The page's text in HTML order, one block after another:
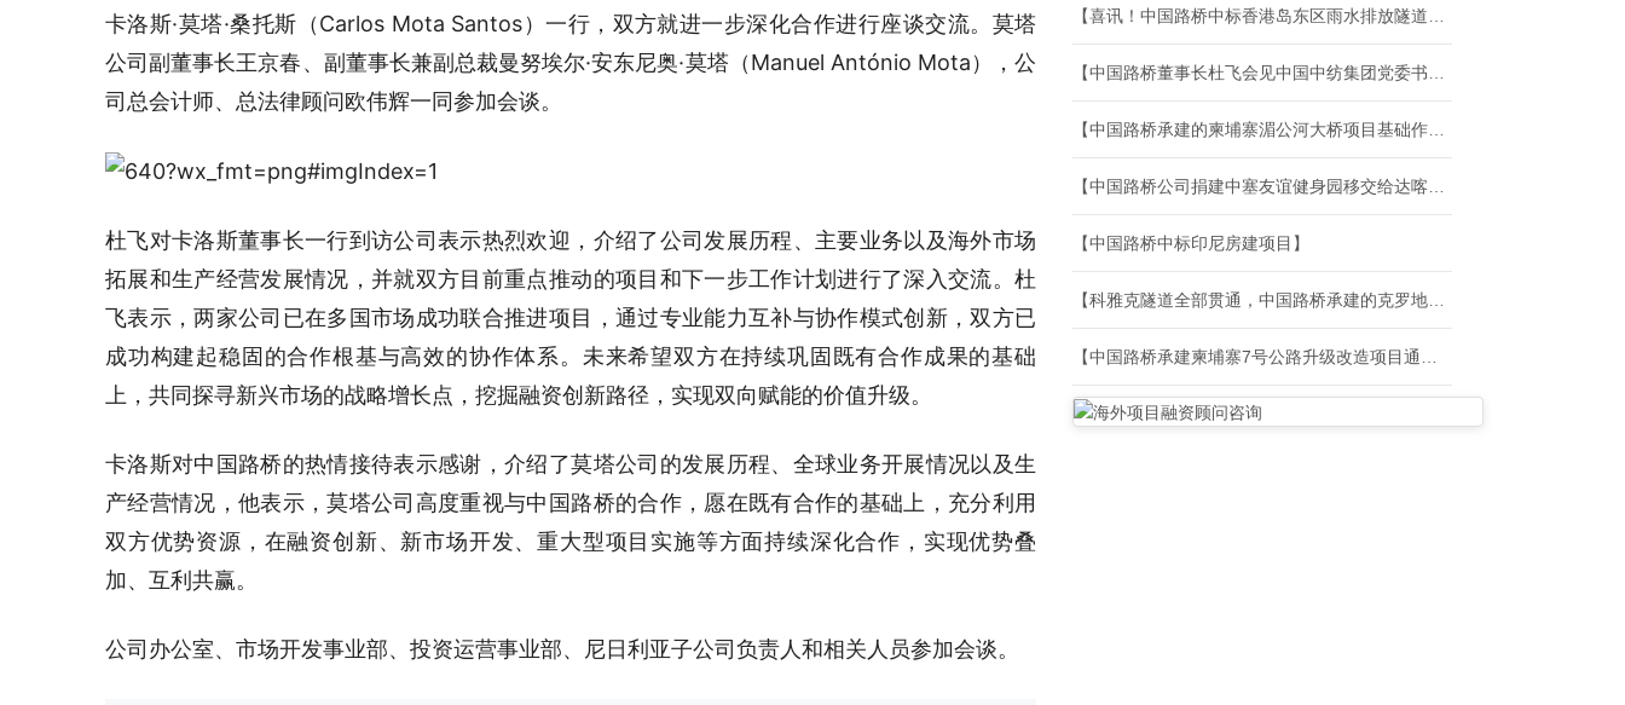
卡洛斯·莫塔·桑托斯（Carlos Mota Santos）一行，双方就进一步深化合作进行座谈交流。莫塔
公司副董事长王京春、副董事长兼副总裁曼努埃尔·安东尼奥·莫塔（Manuel António Mota），公
司总会计师、总法律顾问欧伟辉一同参加会谈。
杜飞对卡洛斯董事长一行到访公司表示热烈欢迎，介绍了公司发展历程、主要业务以及海外市场
拓展和生产经营发展情况，并就双方目前重点推动的项目和下一步工作计划进行了深入交流。杜
飞表示，两家公司已在多国市场成功联合推进项目，通过专业能力互补与协作模式创新，双方已
成功构建起稳固的合作根基与高效的协作体系。未来希望双方在持续巩固既有合作成果的基础
上，共同探寻新兴市场的战略增长点，挖掘融资创新路径，实现双向赋能的价值升级。
卡洛斯对中国路桥的热情接待表示感谢，介绍了莫塔公司的发展历程、全球业务开展情况以及生
产经营情况，他表示，莫塔公司高度重视与中国路桥的合作，愿在既有合作的基础上，充分利用
双方优势资源，在融资创新、新市场开发、重大型项目实施等方面持续深化合作，实现优势叠
加、互利共赢。
公司办公室、市场开发事业部、投资运营事业部、尼日利亚子公司负责人和相关人员参加会谈。
【中国路桥中标印尼房建项目】